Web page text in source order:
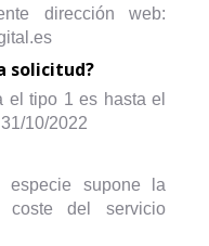
dirección web:
solicitud?
el tipo 1 es hasta el
10/2022
supone la
coste del servicio